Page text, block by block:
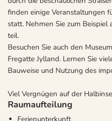
finden einige Veranstaltungen
statt. Nehmen Sie zum
teil.
Besuchen Sie auch den
Fregatte Jylland. Lernen Sie
Bauweise und Nutzung des
Viel Vergnügen auf der
Raumaufteilung